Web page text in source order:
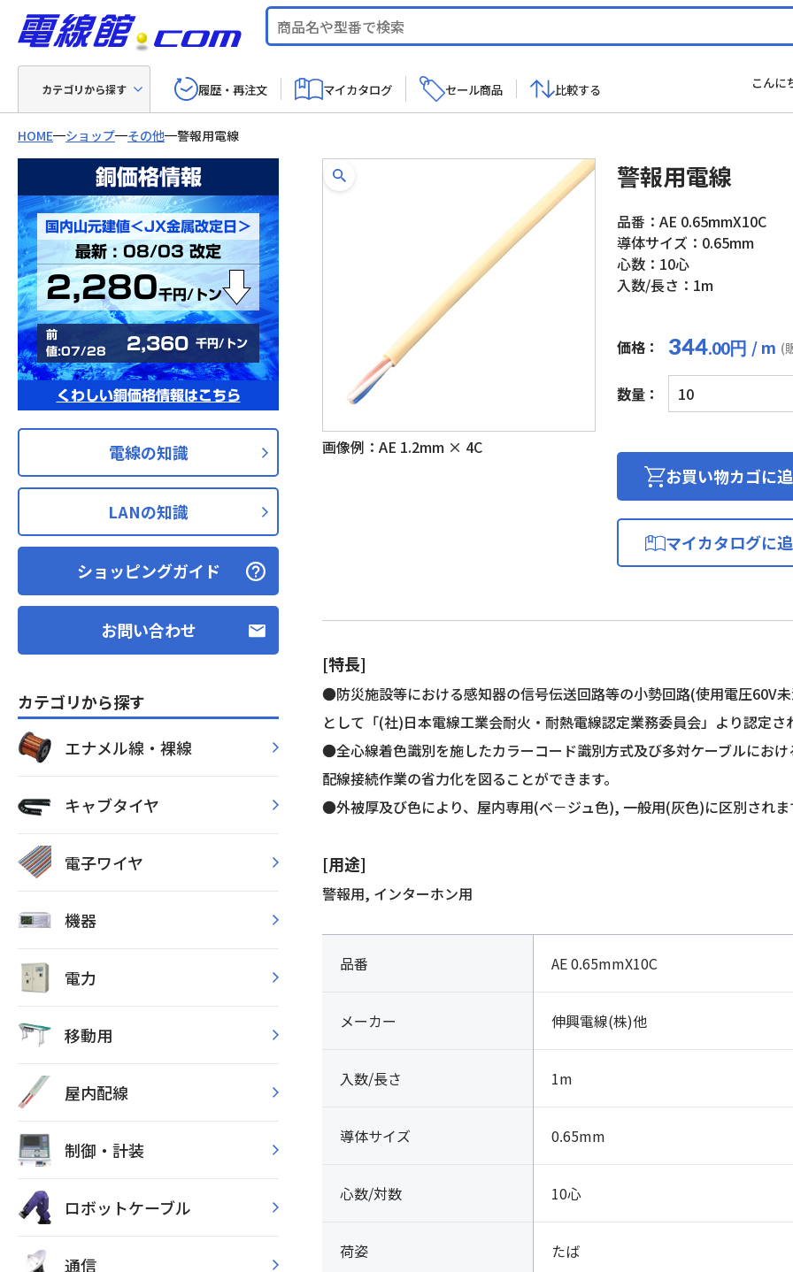
カテゴリから探す 履歴・再注文 マイカタログ セール商品 比較する こんに
HOME ショップ その他 警報用電線
銅価格情報
国内山元建値＜JX金属改定日＞
最新 : 08/03 改定
2,280千円/トン
前
値:07/28
2,360 千円/トン
くわしい銅価格情報はこちら
電線の知識
LANの知識
ショッピングガイド
お問い合わせ
カテゴリから探す
エナメル線・裸線
キャブタイヤ
電子ワイヤ
機器
電力
移動用
屋内配線
制御・計装
ロボットケーブル
通信
画像例：AE 1.2mm × 4C
警報用電線
品番：AE 0.65mmX10C
導体サイズ：0.65mm
心数：10心
入数/長さ：1m
価格： 344.00円 / m (
数量：
警
報
電
お買い物カゴに
マイカタログに
[特長]
●防災施設等における感知器の信号伝送回路等の小勢回路(使用電圧60V
として「(社)日本電線工業会耐火・耐熱電線認定業務委員会」より認定さ
●全心線着色識別を施したカラーコード識別方式及び多対ケーブルにお
配線接続作業の省力化を図ることができます。
●外被厚及び色により、屋内専用(ベ－ジュ色), 一般用(灰色)に区別されま
[用途]
警報用, インターホン用
品番 AE 0.65mmX10C
メーカー 伸興電線(株)他
入数/長さ 1m
導体サイズ 0.65mm
心数/対数 10心
荷姿 たば